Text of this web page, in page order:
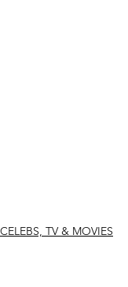
CELEBS, TV & MOVIES